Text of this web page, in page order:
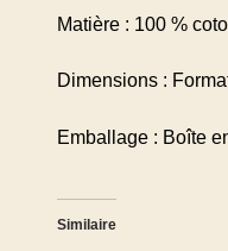
Matière : 100 %
Dimensions :
Emballage : Boîte
Similaire